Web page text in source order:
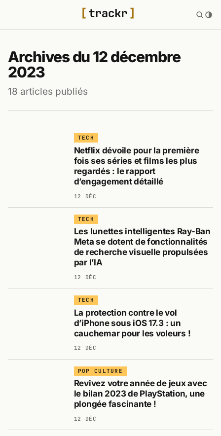
Archives du 12 décembre
2023
18 articles publiés
TECH
Netflix dévoile pour la première
fois ses séries et films les plus
regardés : le rapport
d’engagement détaillé
12 DÉC
TECH
Les lunettes intelligentes Ray-Ban
Meta se dotent de fonctionnalités
de recherche visuelle propulsées
par l’IA
12 DÉC
TECH
La protection contre le vol
d’iPhone sous iOS 17.3 : un
cauchemar pour les voleurs !
12 DÉC
POP CULTURE
Revivez votre année de jeux avec
le bilan 2023 de PlayStation, une
plongée fascinante !
12 DÉC